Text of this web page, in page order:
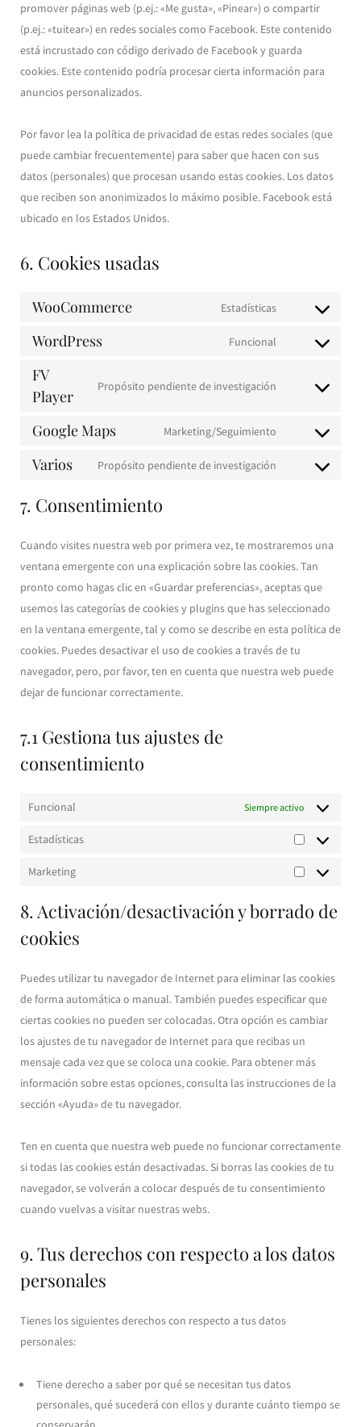
promover páginas web (p.ej.: «Me gusta», «Pinear») o compartir
(p.ej.: «tuitear») en redes sociales como Facebook. Este contenido
está incrustado con código derivado de Facebook y guarda
cookies. Este contenido podría procesar cierta información para
anuncios personalizados.
Por favor lea la política de privacidad de estas redes sociales (que
puede cambiar frecuentemente) para saber que hacen con sus
datos (personales) que procesan usando estas cookies. Los datos
que reciben son anonimizados lo máximo posible. Facebook está
ubicado en los Estados Unidos.
6. Cookies usadas
WooCommerce Estadísticas
Consent
WordPress Funcional
Consent
service
FV
Player
Propósito pendiente de investigación
Consent
service
Google Maps Marketing/Seguimiento
Consent
Varios Propósito pendiente de investigación
Consent
7. Consentimiento
Cuando visites nuestra web por primera vez, te mostraremos una
ventana emergente con una explicación sobre las cookies. Tan
pronto como hagas clic en «Guardar preferencias», aceptas que
usemos las categorías de cookies y plugins que has seleccionado
en la ventana emergente, tal y como se describe en esta política de
cookies. Puedes desactivar el uso de cookies a través de tu
navegador, pero, por favor, ten en cuenta que nuestra web puede
dejar de funcionar correctamente.
7.1 Gestiona tus ajustes de
consentimiento
Funcional Siempre activo
Estadísticas
Estadísticas
Marketing
Marketing
8. Activación/desactivación y borrado de
cookies
Puedes utilizar tu navegador de Internet para eliminar las cookies
de forma automática o manual. También puedes especificar que
ciertas cookies no pueden ser colocadas. Otra opción es cambiar
los ajustes de tu navegador de Internet para que recibas un
mensaje cada vez que se coloca una cookie. Para obtener más
información sobre estas opciones, consulta las instrucciones de la
sección «Ayuda» de tu navegador.
Ten en cuenta que nuestra web puede no funcionar correctamente
si todas las cookies están desactivadas. Si borras las cookies de tu
navegador, se volverán a colocar después de tu consentimiento
cuando vuelvas a visitar nuestras webs.
9. Tus derechos con respecto a los datos
personales
Tienes los siguientes derechos con respecto a tus datos
personales:
Tiene derecho a saber por qué se necesitan tus datos
personales, qué sucederá con ellos y durante cuánto tiempo se